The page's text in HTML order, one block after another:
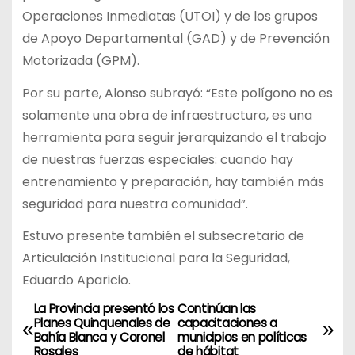
Operaciones Inmediatas (UTOI) y de los grupos
de Apoyo Departamental (GAD) y de Prevención
Motorizada (GPM).
Por su parte, Alonso subrayó: “Este polígono no es
solamente una obra de infraestructura, es una
herramienta para seguir jerarquizando el trabajo
de nuestras fuerzas especiales: cuando hay
entrenamiento y preparación, hay también más
seguridad para nuestra comunidad”.
Estuvo presente también el subsecretario de
Articulación Institucional para la Seguridad,
Eduardo Aparicio.
N
Continúan las
capacitaciones a
municipios en políticas
de hábitat
La Provincia presentó los
Planes Quinquenales de
Bahía Blanca y Coronel
Rosales